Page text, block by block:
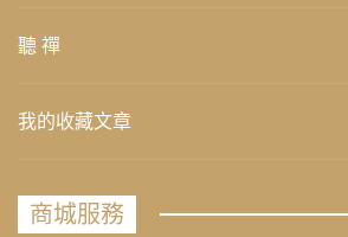
聽 禪
我的收藏文章
商城服務